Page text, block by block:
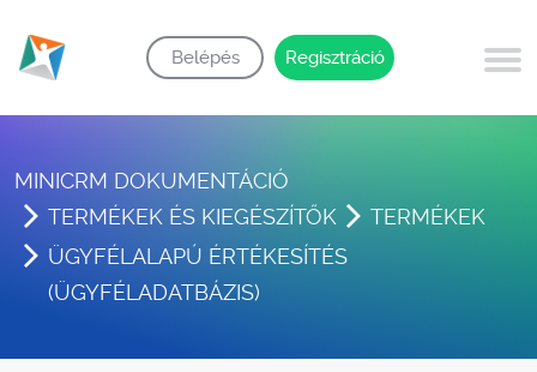
Belépés Regisztráció
MINICRM DOKUMENTÁCIÓ
TERMÉKEK ÉS KIEGÉSZÍTŐK
TERMÉKEK
ÜGYFÉLALAPÚ ÉRTÉKESÍTÉS
(ÜGYFÉLADATBÁZIS)